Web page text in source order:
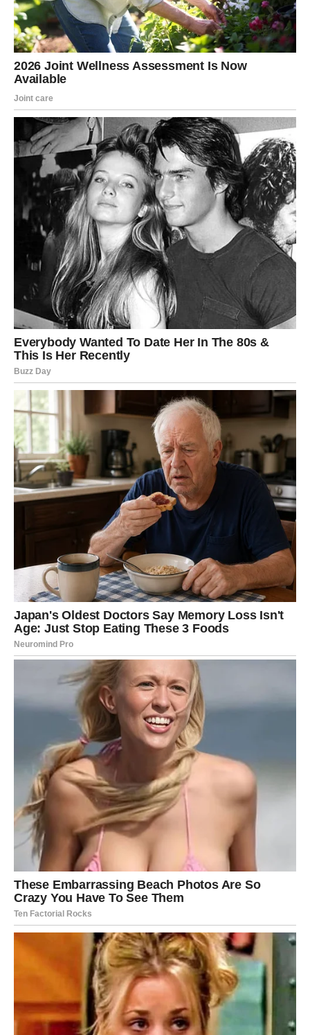
ŠKORPIJA – SNAGA KOJA JE
PROIZAŠLA IZ
TRANSFORMACIJE
Škorpije su znak koji poznaje tamu. Vi ste prošli kroz
iskustva koja su vas lomila iznutra, ali vas nisu uništila.
Svaki pad bio je nova lekcija, svaka izdaja nova
transformacija. Vi ne izlazite iz borbi isti – izlazitejači.
Smrt i ponovno rođenje
Škorpije su više puta morale da puste ono što vole. To
vas je bolelo, ali vas je i naučilo da se ne vezujete za
iluzije. Sada ste u fazi u kojoj jasno razlikujete istinu od
laži, dubinu od površnosti. Ta sposobnost vam daje
ogromnu moć.
Emocije i intuicija
Vaša intuicija je sada jača nego ikada. Osećate ljude,
njihove namere i energiju bez potrebe za objašnjenjem.
To vam omogućava da birate odnose koji vas ne
iscrpljuju, već osnažuju.
U ljubavi dolazi period istine. Ili se odnos produbljuje do
nivoa potpune iskrenosti, ili se završava bez povratka.
Slobodne Škorpije mogu privući osobu sa kojom postoji
snažna karmička veza – odnos koji menja pogled na
ljubav.
Moć i lični put
Na životnom planu ulazite u fazu u kojoj preuzimate
kontrolu. Više ne reagujete impulsivno – delujete svesno.
Ta unutrašnja stabilnost donosi vam uspeh i osećaj
slobode.
Poruka za Škorpiju: Sve što vas je pokušalo uništiti –
pretvorilo vas je u silu.